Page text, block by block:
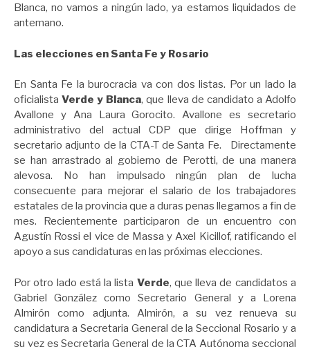
Blanca, no vamos a ningún lado, ya estamos liquidados de
antemano.
Las elecciones en Santa Fe y Rosario
En Santa Fe la burocracia va con dos listas. Por un lado la
oficialistaVerde y Blanca, que lleva de candidato a Adolfo
Avallone y Ana Laura Gorocito. Avallone es secretario
administrativo del actual CDP que dirige Hoffman y
secretario adjunto de la CTA-T de Santa Fe. Directamente
se han arrastrado al gobierno de Perotti, de una manera
alevosa. No han impulsado ningún plan de lucha
consecuente para mejorar el salario de los trabajadores
estatales de la provincia que a duras penas llegamos a fin de
mes. Recientemente participaron de un encuentro con
Agustín Rossi el vice de Massa y Axel Kicillof, ratificando el
apoyo a sus candidaturas en las próximas elecciones.
Por otro lado está la lista Verde, que lleva de candidatos a
Gabriel González como Secretario General y a Lorena
Almirón como adjunta. Almirón, a su vez renueva su
candidatura a Secretaria General de la Seccional Rosario y a
su vez es Secretaria General de la CTA Autónoma seccional